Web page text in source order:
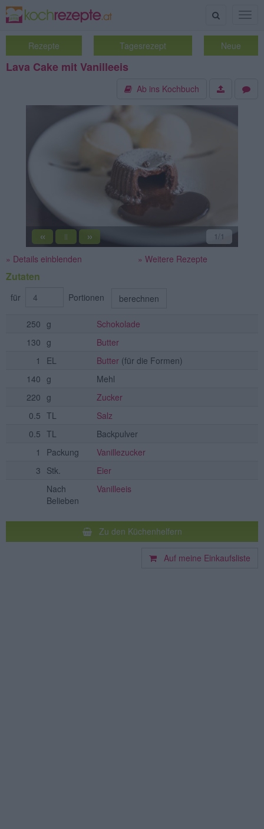
Suche
Rezepte Tagesrezept Neue
Lava Cake mit Vanilleeis
Ab ins Kochbuch
« || » 1/1
» Details einblenden » Weitere Rezepte
Zutaten
für Portionen berechnen
250 g
Schokolade
130 g
Butter
1
EL Butter (für die Formen)
140 g
Mehl
220 g
Zucker
0.5 TL
Salz
0.5 TL
Backpulver
1
Packung
Vanillezucker
3 Stk.
Eier
Nach
Belieben
Vanilleeis
Zu den Küchenhelfern
Auf meine Einkaufsliste